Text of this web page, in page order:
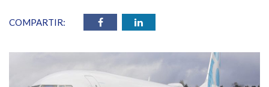
COMPARTIR: